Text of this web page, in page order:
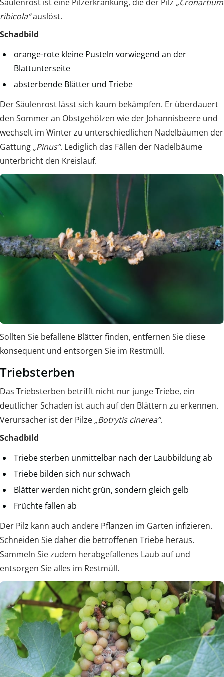
ribicola“auslöst.
Schadbild
orange-rote kleine Pusteln vorwiegend an der
Blattunterseite
absterbende Blätter und Triebe
Der Säulenrost lässt sich kaum bekämpfen. Er überdauert
den Sommer an Obstgehölzen wie der Johannisbeere und
wechselt im Winter zu unterschiedlichen Nadelbäumen der
Gattung „Pinus“. Lediglich das Fällen der Nadelbäume
unterbricht den Kreislauf.
Sollten Sie befallene Blätter finden, entfernen Sie diese
konsequent und entsorgen Sie im Restmüll.
Triebsterben
Das Triebsterben betrifft nicht nur junge Triebe, ein
deutlicher Schaden ist auch auf den Blättern zu erkennen.
Verursacher ist der Pilze „Botrytis cinerea“.
Schadbild
Triebe sterben unmittelbar nach der Laubbildung ab
Triebe bilden sich nur schwach
Blätter werden nicht grün, sondern gleich gelb
Früchte fallen ab
Der Pilz kann auch andere Pflanzen im Garten infizieren.
Schneiden Sie daher die betroffenen Triebe heraus.
Sammeln Sie zudem herabgefallenes Laub auf und
entsorgen Sie alles im Restmüll.